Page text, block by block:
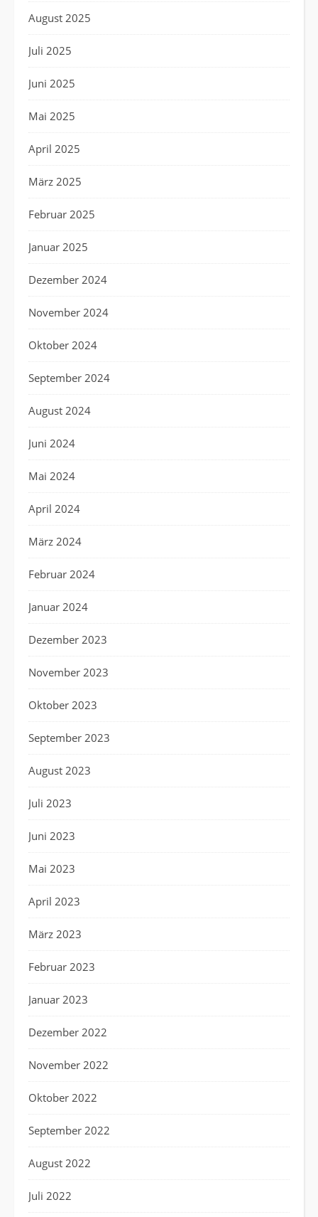
August 2025
Juli 2025
Juni 2025
Mai 2025
April 2025
März 2025
Februar 2025
Januar 2025
Dezember 2024
November 2024
Oktober 2024
September 2024
August 2024
Juni 2024
Mai 2024
April 2024
März 2024
Februar 2024
Januar 2024
Dezember 2023
November 2023
Oktober 2023
September 2023
August 2023
Juli 2023
Juni 2023
Mai 2023
April 2023
März 2023
Februar 2023
Januar 2023
Dezember 2022
November 2022
Oktober 2022
September 2022
August 2022
Juli 2022